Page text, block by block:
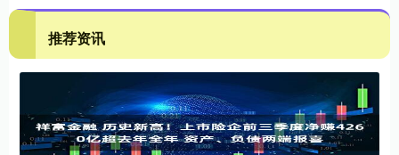
推荐资讯